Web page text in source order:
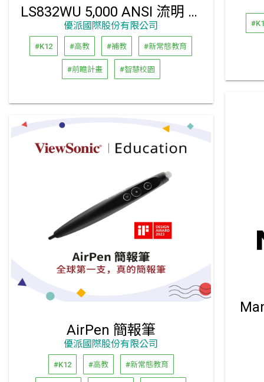
LS832WU 5,000 ANSI 流明 WUXGA 超短焦雷射投影機
優派國際股份有限公司
#K12 #高教 #補教 #新常態教育
#前瞻計畫 #智慧校園
AirPen 簡報筆
優派國際股份有限公司
#K12 #高教 #新常態教育